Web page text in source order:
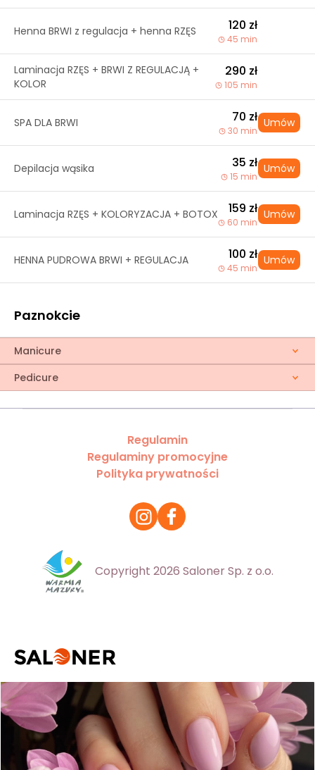
Henna BRWI z regulacja + henna RZĘS 120 zł
45 min
Laminacja RZĘS + BRWI Z REGULACJĄ +
KOLOR
290 zł
105 min
SPA DLA BRWI 70 zł
30 min
Umów
Depilacja wąsika 35 zł
15 min
Umów
Laminacja RZĘS + KOLORYZACJA + BOTOX 159 zł
60 min
Umów
HENNA PUDROWA BRWI + REGULACJA 100 zł
45 min
Umów
Paznokcie
Manicure
Pedicure
Regulamin
Regulaminy promocyjne
Polityka prywatności
Copyright 2026 Saloner Sp. z o.o.